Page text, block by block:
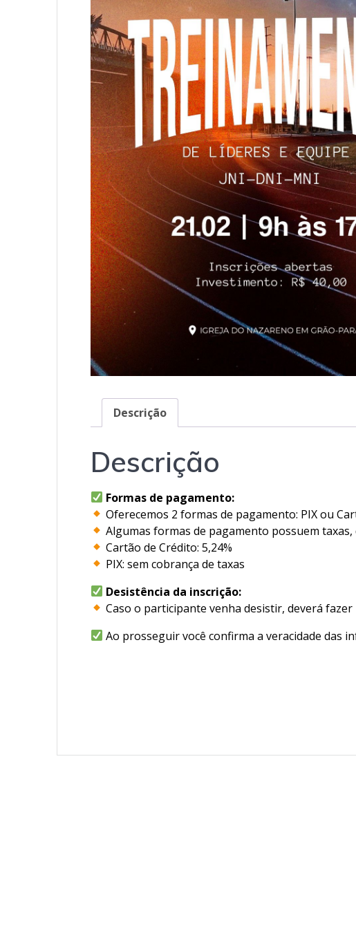
Descrição
Descrição
Formas de pagamento:
Oferecemos 2 formas de pagamento: PIX ou
Algumas formas de pagamento possuem
Cartão de Crédito: 5,24%
PIX: sem cobrança de taxas
Desistência da inscrição:
Caso o participante venha desistir, deverá
Ao prosseguir você confirma a veracidade das